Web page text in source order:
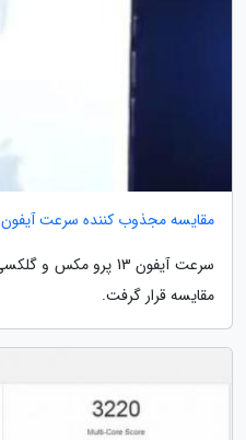
مقایسه مجذوب کننده سرعت آیفون 13 پرو مکس و گلکسی اس21 اولترا
مقایسه قرار گرفت.